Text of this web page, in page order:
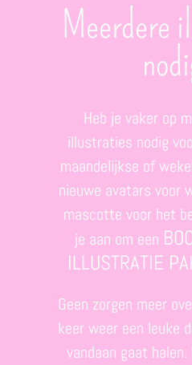
Meerdere
Heb je vaker op
illustraties nodig
maandelijkse of
nieuwe avatars voor
mascotte voor het
je aan om een
ILLUSTRATIE
Geen zorgen meer
keer weer een leuke
vandaan gaat